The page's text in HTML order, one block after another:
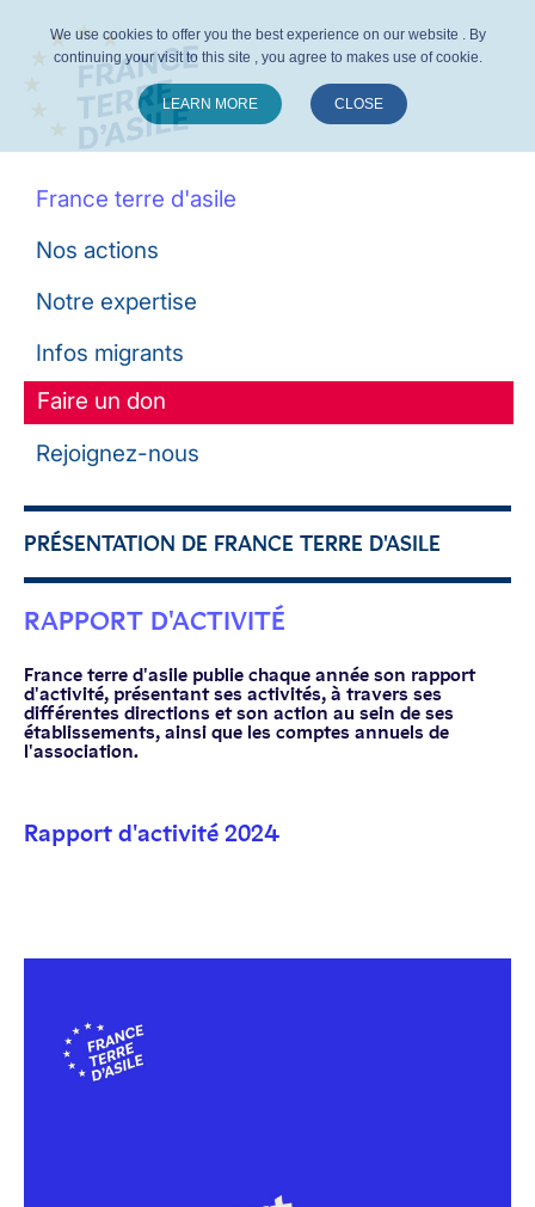
France terre d'asile
Nos actions
Notre expertise
Infos migrants
Faire un don
Rejoignez-nous
PRÉSENTATION DE FRANCE TERRE D'ASILE
RAPPORT D'ACTIVITÉ
France terre d'asile publie chaque année son rapport
d'activité, présentant ses activités, à travers ses
différentes directions et son action au sein de ses
établissements, ainsi que les comptes annuels de
l'association.
Rapport d'activité 2024
We use cookies to offer you the best experience on our website . By
continuing your visit to this site , you agree to makes use of cookie.
LEARN MORE CLOSE